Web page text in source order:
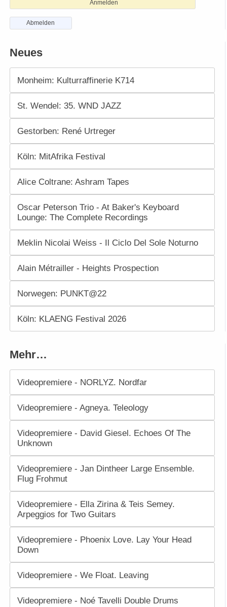
Anmelden
Abmelden
Neues
Monheim: Kulturraffinerie K714
St. Wendel: 35. WND JAZZ
Gestorben: René Urtreger
Köln: MitAfrika Festival
Alice Coltrane: Ashram Tapes
Oscar Peterson Trio - At Baker's Keyboard
Lounge: The Complete Recordings
Meklin Nicolai Weiss - Il Ciclo Del Sole Noturno
Alain Métrailler - Heights Prospection
Norwegen: PUNKT@22
Köln: KLAENG Festival 2026
Mehr…
Videopremiere - NORLYZ. Nordfar
Videopremiere - Agneya. Teleology
Videopremiere - David Giesel. Echoes Of The
Unknown
Videopremiere - Jan Dintheer Large Ensemble.
Flug Frohmut
Videopremiere - Ella Zirina & Teis Semey.
Arpeggios for Two Guitars
Videopremiere - Phoenix Love. Lay Your Head
Down
Videopremiere - We Float. Leaving
Videopremiere - Noé Tavelli Double Drums